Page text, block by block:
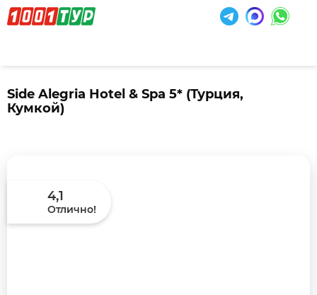
Side Alegria Hotel & Spa 5* (Турция,
Кумкой)
4,1
Отлично!